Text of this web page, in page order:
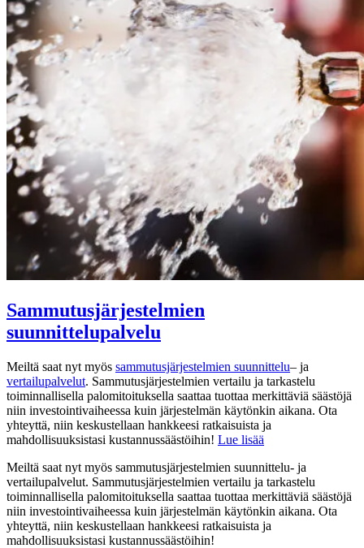
Sammutusjärjestelmien
suunnittelupalvelu
Meiltä saat nyt myös sammutusjärjestelmien suunnittelu– ja
vertailupalvelut. Sammutusjärjestelmien vertailu ja tarkastelu
toiminnallisella palomitoituksella saattaa tuottaa merkittäviä säästöjä
niin investointivaiheessa kuin järjestelmän käytönkin aikana. Ota
yhteyttä, niin keskustellaan hankkeesi ratkaisuista ja
mahdollisuuksistasi kustannussäästöihin! Lue lisää
Meiltä saat nyt myös sammutusjärjestelmien suunnittelu- ja
vertailupalvelut. Sammutusjärjestelmien vertailu ja tarkastelu
toiminnallisella palomitoituksella saattaa tuottaa merkittäviä säästöjä
niin investointivaiheessa kuin järjestelmän käytönkin aikana. Ota
yhteyttä, niin keskustellaan hankkeesi ratkaisuista ja
mahdollisuuksistasi kustannussäästöihin!